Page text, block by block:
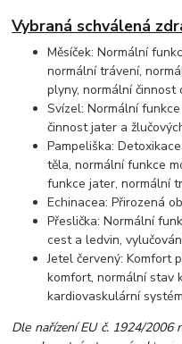
Vybraná schválená
Měsíček: Normální
normální trávení,
plyny, normální činnost
Svízel: Normální
činnost jater a
Pampeliška:
těla, normální funkce
funkce jater, normální
Echinacea: Přirozená
Přeslička: Normální
cest a ledvin,
Jetel červený: Komfort
komfort, normální stav
kardiovaskulární
Dle nařízení EU č. 1924/2006